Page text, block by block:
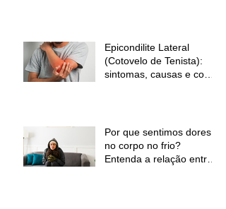
Epicondilite Lateral
(Cotovelo de Tenista):
sintomas, causas e como
Por que sentimos dores
no corpo no frio?
Entenda a relação entre